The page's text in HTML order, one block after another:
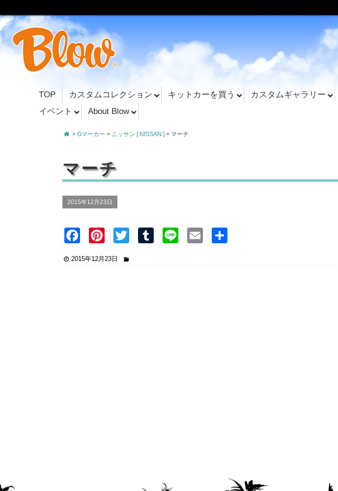
TOP カスタムコレクション キットカーを買う カスタムギャラリー
イベント
About Blow
> Gマーカー > ニッサン [ NISSAN ] > マーチ
マーチ
2015年12月23日
F
a
c
Pi
er
T
T
Li
E
2015年12月23日